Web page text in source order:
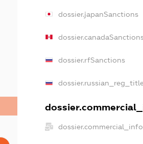
dossier.japanSanctions
dossier.rfSanctions